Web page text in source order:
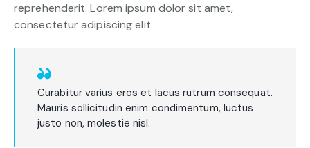
reprehenderit. Lorem ipsum dolor sit amet,
consectetur adipiscing elit.
Curabitur varius eros et lacus rutrum consequat.
Mauris sollicitudin enim condimentum, luctus
justo non, molestie nisl.